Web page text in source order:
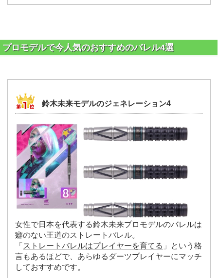
プロモデルで今人気のおすすめのバレル4選
鈴木未来モデルのジェネレーション4
女性で日本を代表する鈴木未来プロモデルのバレルは
癖のない王道のストレートバレル。
「 ストレートバレルはプレイヤーを育てる 」という格
言もあるほどで、あらゆるダーツプレイヤーにマッチ
しておすすめです。